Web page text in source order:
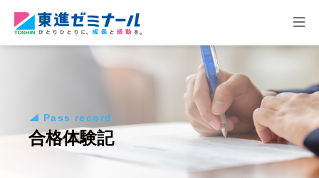
Pass record
合格体験記